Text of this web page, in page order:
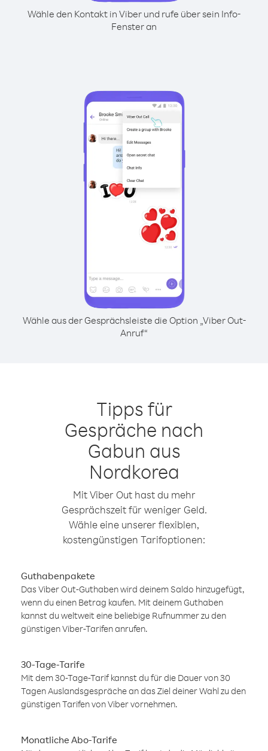
Wähle den Kontakt in Viber und rufe über sein Info-
Fenster an
Wähle aus der Gesprächsleiste die Option „Viber Out-
Anruf“
Tipps für
Gespräche nach
Gabun aus
Nordkorea
Mit Viber Out hast du mehr
Gesprächszeit für weniger Geld.
Wähle eine unserer flexiblen,
kostengünstigen Tarifoptionen:
Guthabenpakete
Das Viber Out-Guthaben wird deinem Saldo hinzugefügt,
wenn du einen Betrag kaufen. Mit deinem Guthaben
kannst du weltweit eine beliebige Rufnummer zu den
günstigen Viber-Tarifen anrufen.
30-Tage-Tarife
Mit dem 30-Tage-Tarif kannst du für die Dauer von 30
Tagen Auslandsgespräche an das Ziel deiner Wahl zu den
günstigen Tarifen von Viber vornehmen.
Monatliche Abo-Tarife